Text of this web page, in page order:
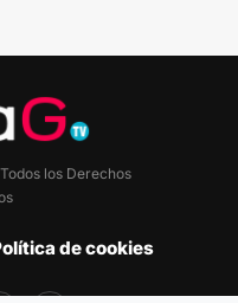
los Derechos
de cookies